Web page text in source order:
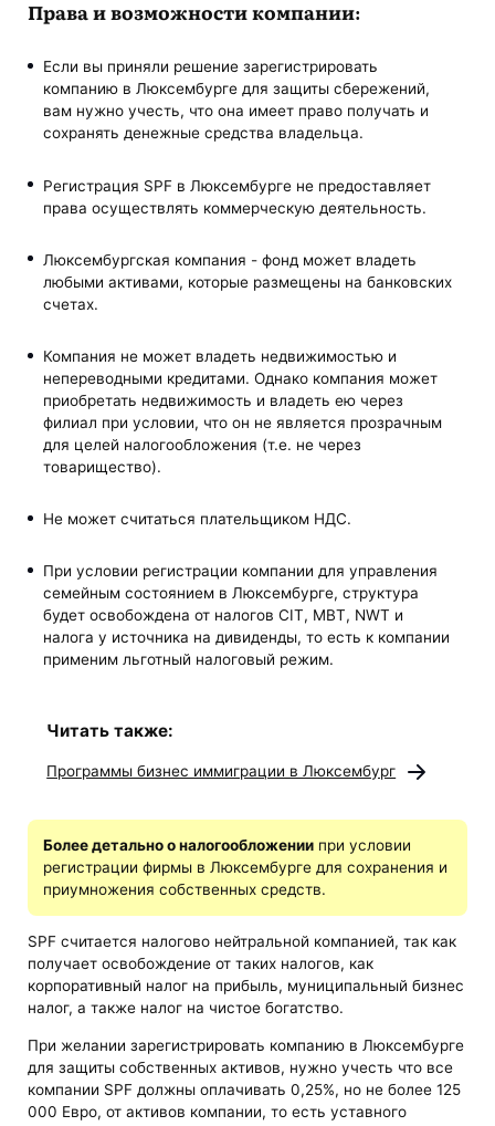
Права и возможности компании:
Если вы приняли решение зарегистрировать
компанию в Люксембурге для защиты сбережений,
вам нужно учесть, что она имеет право получать и
сохранять денежные средства владельца.
Регистрация SPF в Люксембурге не предоставляет
права осуществлять коммерческую деятельность.
Люксембургская компания - фонд может владеть
любыми активами, которые размещены на банковских
счетах.
Компания не может владеть недвижимостью и
непереводными кредитами. Однако компания может
приобретать недвижимость и владеть ею через
филиал при условии, что он не является прозрачным
для целей налогообложения (т.е. не через
товарищество).
Не может считаться плательщиком НДС.
При условии регистрации компании для управления
семейным состоянием в Люксембурге, структура
будет освобождена от налогов CIT, MBT, NWT и
налога у источника на дивиденды, то есть к компании
применим льготный налоговый режим.
Читать также:
Программы бизнес иммиграции в Люксембург
Более детально о налогообложениипри условии
регистрации фирмы в Люксембурге для сохранения и
приумножения собственных средств.
SPF считается налогово нейтральной компанией, так как
получает освобождение от таких налогов, как
корпоративный налог на прибыль, муниципальный бизнес
налог, а также налог на чистое богатство.
При желании зарегистрировать компанию в Люксембурге
для защиты собственных активов, нужно учесть что все
компании SPF должны оплачивать 0,25%, но не более 125
000 Евро, от активов компании, то есть уставного